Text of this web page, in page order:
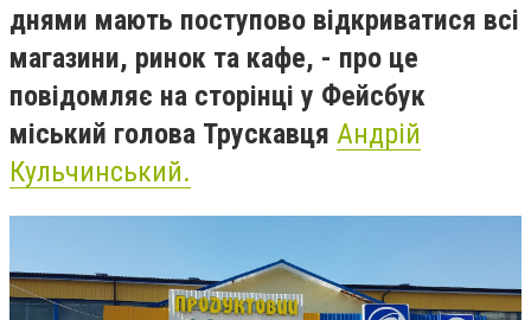
днями мають поступово відкриватися всі
магазини, ринок та кафе, - про це
повідомляє на сторінці у Фейсбук
міський голова Трускавця Андрій
Кульчинський.